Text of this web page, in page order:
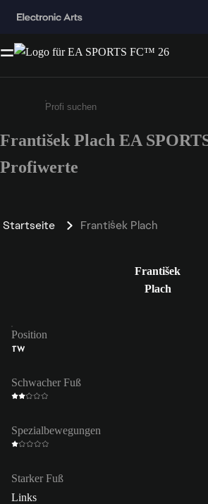
Gib mindestens 3 Zeichen
František Plach EA
Profiwerte
Startseite František Plach
František
Plach
Position
TW
Schwacher Fuß
Spezialbewegungen
Starker Fuß
Links